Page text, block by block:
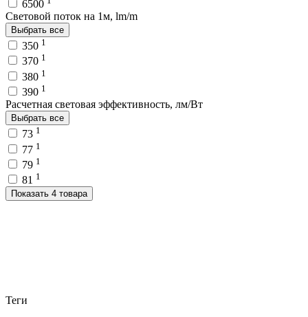
6500
Световой поток на 1м, lm/m
Выбрать все
350 1
370 1
380 1
390 1
Расчетная световая эффективность, лм/Вт
Выбрать все
73 1
77 1
79 1
81 1
Показать 4 товара
Теги